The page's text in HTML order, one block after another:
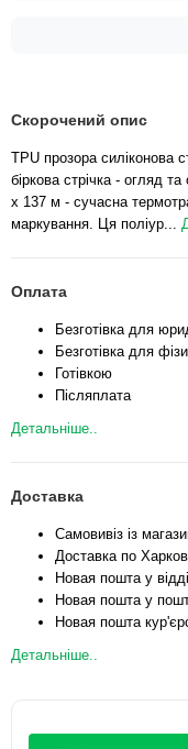
Скорочений опис
TPU прозора силіконова
біркова стрічка - огляд
х 137 м - сучасна
маркування. Ця поліур...
Оплата
Безготівка для
Безготівка для
Готівкою
Післяплата
Детальніше..
Доставка
Самовивіз із
Доставка по
Новая пошта у
Новая пошта у
Новая пошта
Детальніше..